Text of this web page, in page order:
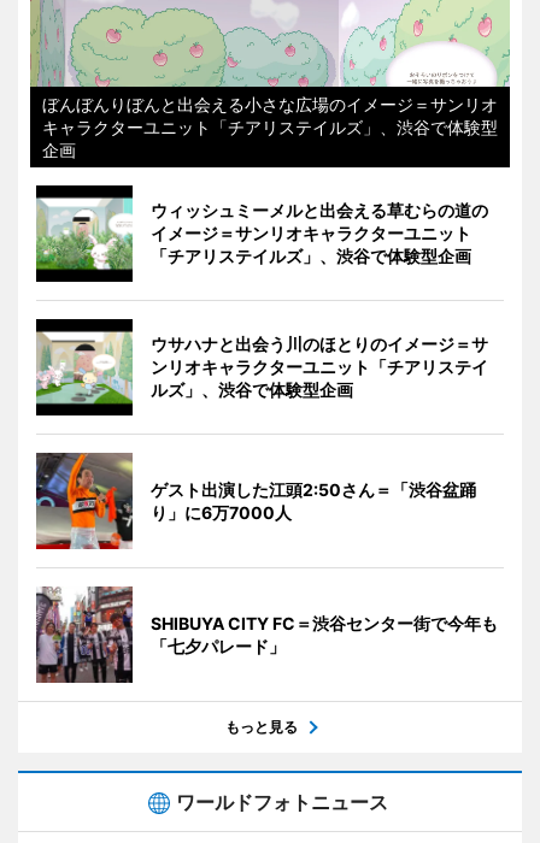
ぼんぼんりぼんと出会える小さな広場のイメージ＝サンリオ
キャラクターユニット「チアリステイルズ」、渋谷で体験型
企画
ウィッシュミーメルと出会える草むらの道の
イメージ＝サンリオキャラクターユニット
「チアリステイルズ」、渋谷で体験型企画
ウサハナと出会う川のほとりのイメージ＝サ
ンリオキャラクターユニット「チアリステイ
ルズ」、渋谷で体験型企画
ゲスト出演した江頭2:50さん＝「渋谷盆踊
り」に6万7000人
SHIBUYA CITY FC＝渋谷センター街で今年も
「七夕パレード」
もっと見る
ワールドフォトニュース